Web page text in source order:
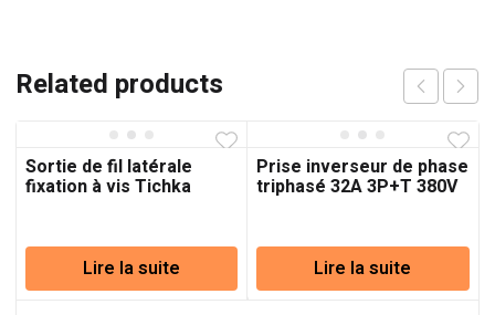
Related products
Sortie de fil latérale
fixation à vis Tichka
Lire la suite
Prise inverseur de phase
triphasé 32A 3P+T 380V
Lire la suite